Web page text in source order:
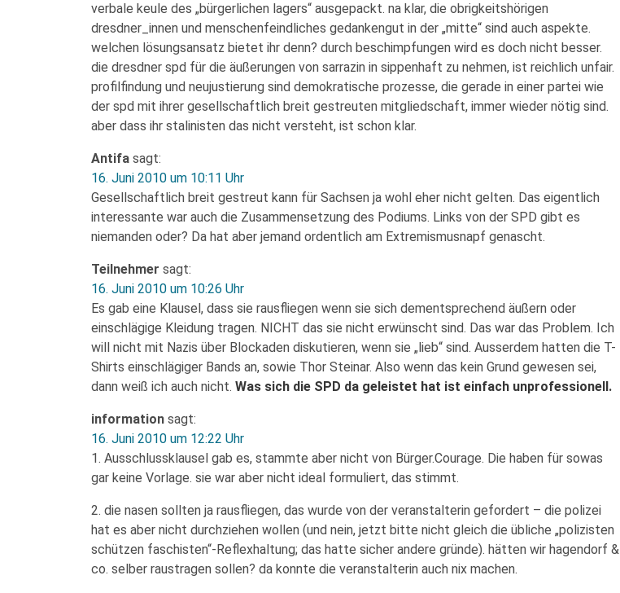
verbale keule des „bürgerlichen lagers“ ausgepackt. na klar, die obrigkeitshörigen
dresdner_innen und menschenfeindliches gedankengut in der „mitte“ sind auch aspekte.
welchen lösungsansatz bietet ihr denn? durch beschimpfungen wird es doch nicht besser.
die dresdner spd für die äußerungen von sarrazin in sippenhaft zu nehmen, ist reichlich unfair.
profilfindung und neujustierung sind demokratische prozesse, die gerade in einer partei wie
der spd mit ihrer gesellschaftlich breit gestreuten mitgliedschaft, immer wieder nötig sind.
aber dass ihr stalinisten das nicht versteht, ist schon klar.
Antifa sagt:
16. Juni 2010 um 10:11 Uhr
Gesellschaftlich breit gestreut kann für Sachsen ja wohl eher nicht gelten. Das eigentlich
interessante war auch die Zusammensetzung des Podiums. Links von der SPD gibt es
niemanden oder? Da hat aber jemand ordentlich am Extremismusnapf genascht.
Teilnehmer sagt:
16. Juni 2010 um 10:26 Uhr
Es gab eine Klausel, dass sie rausfliegen wenn sie sich dementsprechend äußern oder
einschlägige Kleidung tragen. NICHT das sie nicht erwünscht sind. Das war das Problem. Ich
will nicht mit Nazis über Blockaden diskutieren, wenn sie „lieb“ sind. Ausserdem hatten die T-
Shirts einschlägiger Bands an, sowie Thor Steinar. Also wenn das kein Grund gewesen sei,
dann weiß ich auch nicht. Was sich die SPD da geleistet hat ist einfach unprofessionell.
information sagt:
16. Juni 2010 um 12:22 Uhr
1. Ausschlussklausel gab es, stammte aber nicht von Bürger.Courage. Die haben für sowas
gar keine Vorlage. sie war aber nicht ideal formuliert, das stimmt.
2. die nasen sollten ja rausfliegen, das wurde von der veranstalterin gefordert – die polizei
hat es aber nicht durchziehen wollen (und nein, jetzt bitte nicht gleich die übliche „polizisten
schützen faschisten“-Reflexhaltung; das hatte sicher andere gründe). hätten wir hagendorf &
co. selber raustragen sollen? da konnte die veranstalterin auch nix machen.